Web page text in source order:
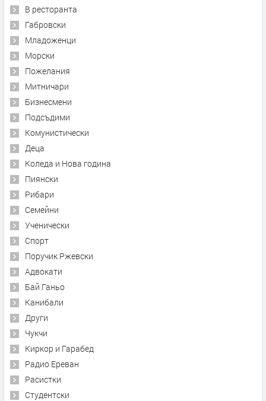
В ресторанта
Габровски
Младоженци
Морски
Пожелания
Митничари
Бизнесмени
Подсъдими
Комунистически
Деца
Коледа и Нова година
Пиянски
Рибари
Семейни
Ученически
Спорт
Поручик Ржевски
Адвокати
Бай Ганьо
Канибали
Други
Чукчи
Киркор и Гарабед
Радио Ереван
Расистки
Студентски